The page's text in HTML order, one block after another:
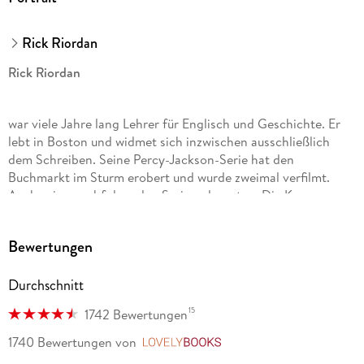
Rick Riordan
Rick Riordan
war viele Jahre lang Lehrer für Englisch und Geschichte. Er
lebt in Boston und widmet sich inzwischen ausschließlich
dem Schreiben. Seine Percy-Jackson-Serie hat den
Buchmarkt im Sturm erobert und wurde zweimal verfilmt.
Auch seine nachfolgenden Serien, darunter »Die Kane-
auf Anhieb den Sprung auf die internationalen
Gabriele Haefs wurde in Wachtendonk am Niederrhein
geboren. Sie studierte Skandinavistik, promovierte im Fach
Volkskunde und übersetzt unter anderem aus dem
Bewertungen
Durchschnitt
1742 Bewertungen15
1740 Bewertungen von